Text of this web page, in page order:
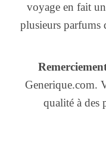
voyage en fait
plusieurs parfums
Generique.com.
qualité à des